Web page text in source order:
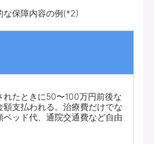
な保障内容の例(*2)
れたときに50〜100万円前後な
額支払われる。治療費だけでな
ベッド代、通院交通費など自由